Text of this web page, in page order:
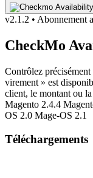
v2.1.2 • Abonnement
CheckMo
Contrôlez
virement » est
client, le montant ou la
Magento 2.4.4
OS 2.0 Mage-OS 2.1
Téléchargements